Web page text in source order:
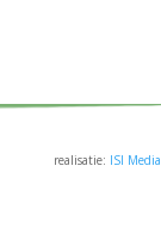
realisatie: ISI Media